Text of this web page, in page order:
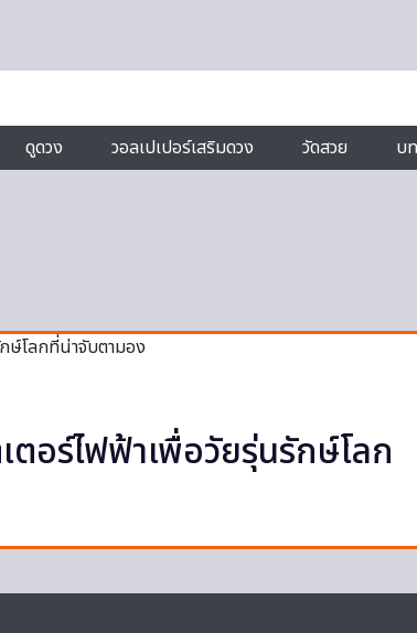
ดูดวง วอลเปเปอร์เสริมดวง วัดสวย บ
อร์ไฟฟ้าเพื่อวัยรุ่นรักษ์โลก